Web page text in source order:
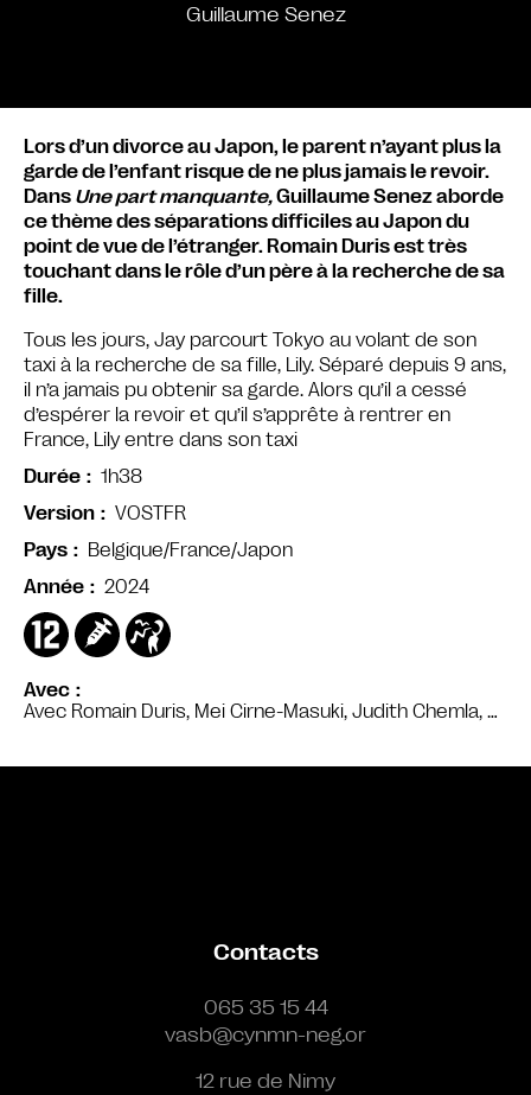
Guillaume Senez
Avec
Avec Romain Duris, Mei Cirne-Masuki, Judith Chemla, …
Lors d’un divorce au Japon, le parent n’ayant plus la
garde de l’enfant risque de ne plus jamais le revoir.
Dans Une part manquante,Guillaume Senez aborde
ce thème des séparations difficiles au Japon du
point de vue de l’étranger. Romain Duris est très
touchant dans le rôle d’un père à la recherche de sa
fille.
Tous les jours, Jay parcourt Tokyo au volant de son
taxi à la recherche de sa fille, Lily. Séparé depuis 9 ans,
il n’a jamais pu obtenir sa garde. Alors qu’il a cessé
d’espérer la revoir et qu’il s’apprête à rentrer en
France, Lily entre dans son taxi
Durée
1h38
Version
VOSTFR
Pays
Belgique/France/Japon
Année
2024
Contacts
065 35 15 44
vasb@cynmn-neg.or
12 rue de Nimy